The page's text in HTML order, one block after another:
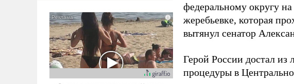
что оно уже несет негативные
коннотации.
федеральному округу
жеребьевке, которая
вытянул сенатор
Герой России достал
процедуры в